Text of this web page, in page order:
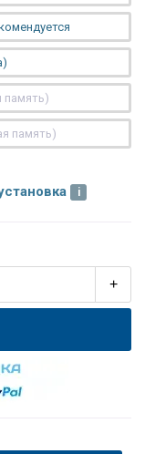
память)
память)
+